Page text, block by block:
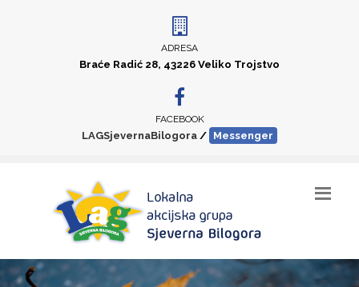
ADRESA
Braće Radić 28, 43226 Veliko Trojstvo
FACEBOOK
LAGSjevernaBilogora / Messenger